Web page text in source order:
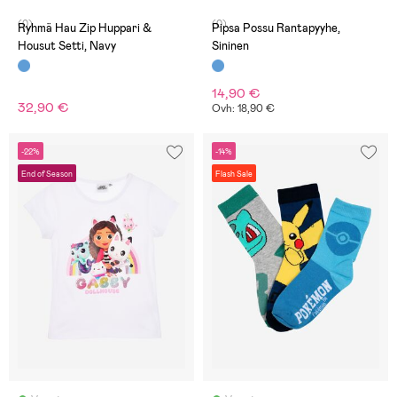
(0)
Ryhmä Hau Zip Huppari &
Housut Setti, Navy
32,90 €
(0)
Pipsa Possu Rantapyyhe,
Sininen
14,90 €
Ovh: 18,90 €
-22%
End of Season
-14%
Flash Sale